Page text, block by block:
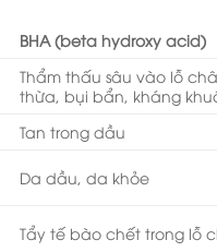
BHA (beta hydroxy acid)
Thẩm thấu sâu vào lỗ
thừa, bụi bẩn, kháng
Tan trong dầu
Da dầu, da khỏe
Tẩy tế bào chết trong lỗ